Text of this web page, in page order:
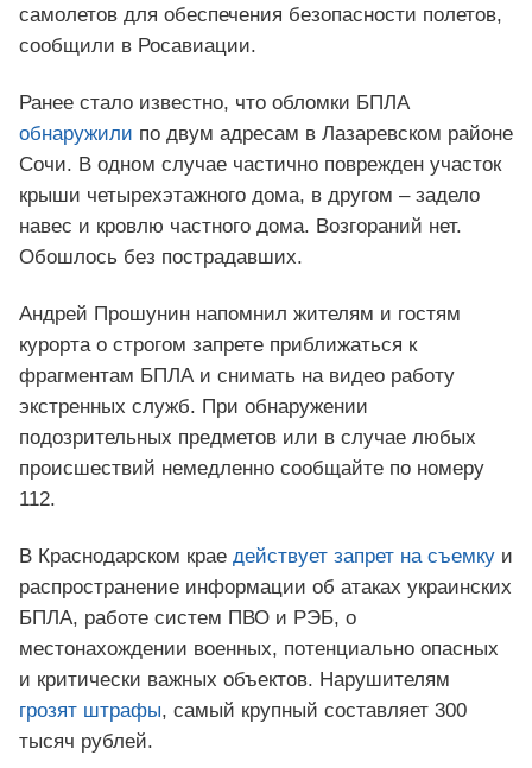
самолетов для обеспечения безопасности полетов,
сообщили в Росавиации.
Ранее стало известно, что обломки БПЛА
обнаружили по двум адресам в Лазаревском районе
Сочи. В одном случае частично поврежден участок
крыши четырехэтажного дома, в другом – задело
навес и кровлю частного дома. Возгораний нет.
Обошлось без пострадавших.
Андрей Прошунин напомнил жителям и гостям
курорта о строгом запрете приближаться к
фрагментам БПЛА и снимать на видео работу
экстренных служб. При обнаружении
подозрительных предметов или в случае любых
происшествий немедленно сообщайте по номеру
112.
В Краснодарском крае действует запрет на съемку и
распространение информации об атаках украинских
БПЛА, работе систем ПВО и РЭБ, о
местонахождении военных, потенциально опасных
и критически важных объектов. Нарушителям
грозят штрафы, самый крупный составляет 300
тысяч рублей.